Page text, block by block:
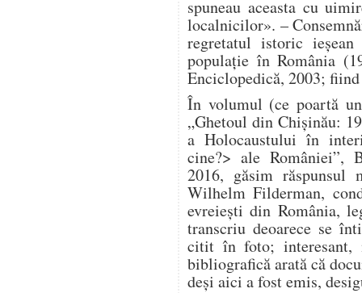
spuneau aceasta cu
localnicilor». –
regretatul istoric
populație în România
Enciclopedică, 2003;
În volumul (ce poartă
„Ghetoul din Chișinău:
a Holocaustului în
cine?> ale României”,
2016, găsim răspunsul
Wilhelm Filderman,
evreiești din România,
transcriu deoarece se
citit în foto; interesant,
bibliografică arată că
deși aici a fost emis,